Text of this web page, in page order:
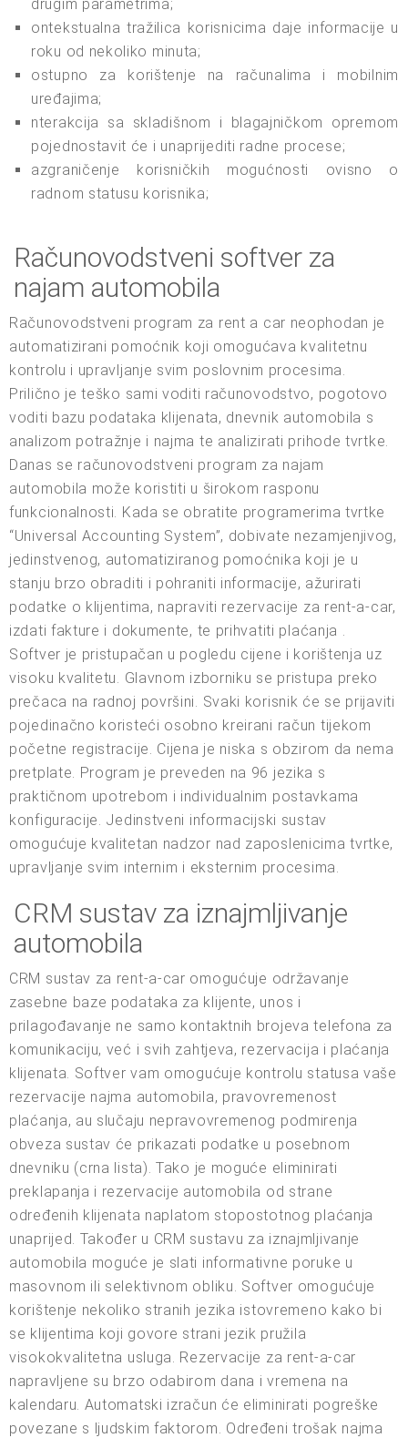
drugim parametrima;
ontekstualna tražilica korisnicima daje informacije u
roku od nekoliko minuta;
ostupno za korištenje na računalima i mobilnim
uređajima;
nterakcija sa skladišnom i blagajničkom opremom
pojednostavit će i unaprijediti radne procese;
azgraničenje korisničkih mogućnosti ovisno o
radnom statusu korisnika;
Računovodstveni softver za
najam automobila
Računovodstveni program za rent a car neophodan je
automatizirani pomoćnik koji omogućava kvalitetnu
kontrolu i upravljanje svim poslovnim procesima.
Prilično je teško sami voditi računovodstvo, pogotovo
voditi bazu podataka klijenata, dnevnik automobila s
analizom potražnje i najma te analizirati prihode tvrtke.
Danas se računovodstveni program za najam
automobila može koristiti u širokom rasponu
funkcionalnosti. Kada se obratite programerima tvrtke
“Universal Accounting System”, dobivate nezamjenjivog,
jedinstvenog, automatiziranog pomoćnika koji je u
stanju brzo obraditi i pohraniti informacije, ažurirati
podatke o klijentima, napraviti rezervacije za rent-a-car,
izdati fakture i dokumente, te prihvatiti plaćanja .
Softver je pristupačan u pogledu cijene i korištenja uz
visoku kvalitetu. Glavnom izborniku se pristupa preko
prečaca na radnoj površini. Svaki korisnik će se prijaviti
pojedinačno koristeći osobno kreirani račun tijekom
početne registracije. Cijena je niska s obzirom da nema
pretplate. Program je preveden na 96 jezika s
praktičnom upotrebom i individualnim postavkama
konfiguracije. Jedinstveni informacijski sustav
omogućuje kvalitetan nadzor nad zaposlenicima tvrtke,
upravljanje svim internim i eksternim procesima.
CRM sustav za iznajmljivanje
automobila
CRM sustav za rent-a-car omogućuje održavanje
zasebne baze podataka za klijente, unos i
prilagođavanje ne samo kontaktnih brojeva telefona za
komunikaciju, već i svih zahtjeva, rezervacija i plaćanja
klijenata. Softver vam omogućuje kontrolu statusa vaše
rezervacije najma automobila, pravovremenost
plaćanja, au slučaju nepravovremenog podmirenja
obveza sustav će prikazati podatke u posebnom
dnevniku (crna lista). Tako je moguće eliminirati
preklapanja i rezervacije automobila od strane
određenih klijenata naplatom stopostotnog plaćanja
unaprijed. Također u CRM sustavu za iznajmljivanje
automobila moguće je slati informativne poruke u
masovnom ili selektivnom obliku. Softver omogućuje
korištenje nekoliko stranih jezika istovremeno kako bi
se klijentima koji govore strani jezik pružila
visokokvalitetna usluga. Rezervacije za rent-a-car
napravljene su brzo odabirom dana i vremena na
kalendaru. Automatski izračun će eliminirati pogreške
povezane s ljudskim faktorom. Određeni trošak najma